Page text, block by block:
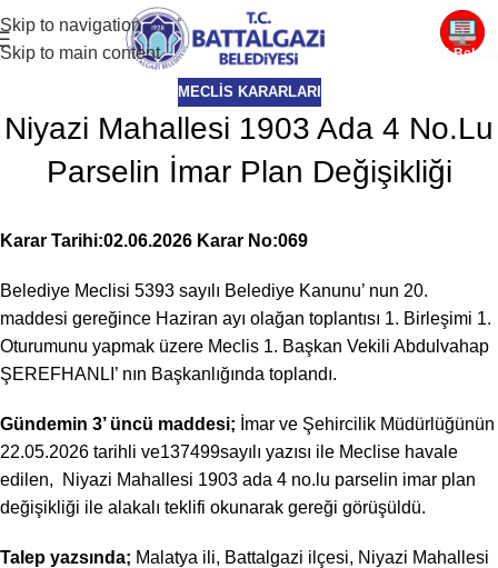
Skip to navigation
Skip to main content
E-
MECLIS KARARLARI
Niyazi Mahallesi 1903 Ada 4 No.Lu
Parselin İmar Plan Değişikliği
Karar Tarihi:02.06.2026 Karar No:069
Belediye Meclisi 5393 sayılı Belediye Kanunu’ nun 20.
maddesi gereğince Haziran ayı olağan toplantısı 1. Birleşimi 1.
Oturumunu yapmak üzere Meclis 1. Başkan Vekili Abdulvahap
ŞEREFHANLI’ nın Başkanlığında toplandı.
Gündemin 3’ üncü maddesi; İmar ve Şehircilik Müdürlüğünün
22.05.2026 tarihli ve137499sayılı yazısı ile Meclise havale
edilen, Niyazi Mahallesi 1903 ada 4 no.lu parselin imar plan
değişikliği ile alakalı teklifi okunarak gereği görüşüldü.
Talep yazsında; Malatya ili, Battalgazi ilçesi, Niyazi Mahallesi